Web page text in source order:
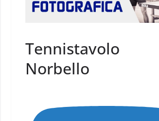
Tennistavolo
Norbello